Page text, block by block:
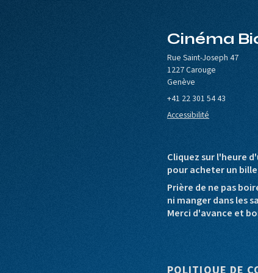
Cinéma
Rue Saint-Joseph 47
1227 Carouge
Genève
+41 22 301 54 43
Accessibilité
Cliquez sur l'heure
pour acheter un
Prière de ne pas
ni manger dans les
Merci d'avance et